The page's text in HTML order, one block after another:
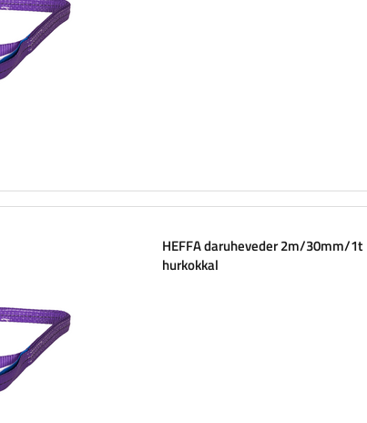
HEFFA daruheveder 2m/30mm/1t
hurkokkal